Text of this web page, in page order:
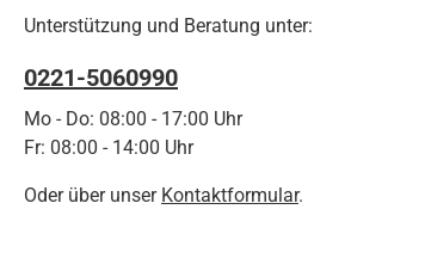
Unterstützung und Beratung unter:
0221-5060990
Mo - Do: 08:00 - 17:00 Uhr
Fr: 08:00 - 14:00 Uhr
Oder über unser Kontaktformular.